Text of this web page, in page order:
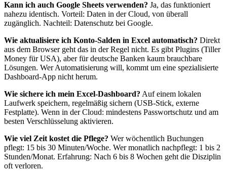
Kann ich auch Google Sheets verwenden? Ja, das funktioniert
nahezu identisch. Vorteil: Daten in der Cloud, von überall
zugänglich. Nachteil: Datenschutz bei Google.
Wie aktualisiere ich Konto-Salden in Excel automatisch? Direkt
aus dem Browser geht das in der Regel nicht. Es gibt Plugins (Tiller
Money für USA), aber für deutsche Banken kaum brauchbare
Lösungen. Wer Automatisierung will, kommt um eine spezialisierte
Dashboard-App nicht herum.
Wie sichere ich mein Excel-Dashboard? Auf einem lokalen
Laufwerk speichern, regelmäßig sichern (USB-Stick, externe
Festplatte). Wenn in der Cloud: mindestens Passwortschutz und am
besten Verschlüsselung aktivieren.
Wie viel Zeit kostet die Pflege? Wer wöchentlich Buchungen
pflegt: 15 bis 30 Minuten/Woche. Wer monatlich nachpflegt: 1 bis 2
Stunden/Monat. Erfahrung: Nach 6 bis 8 Wochen geht die Disziplin
oft verloren.